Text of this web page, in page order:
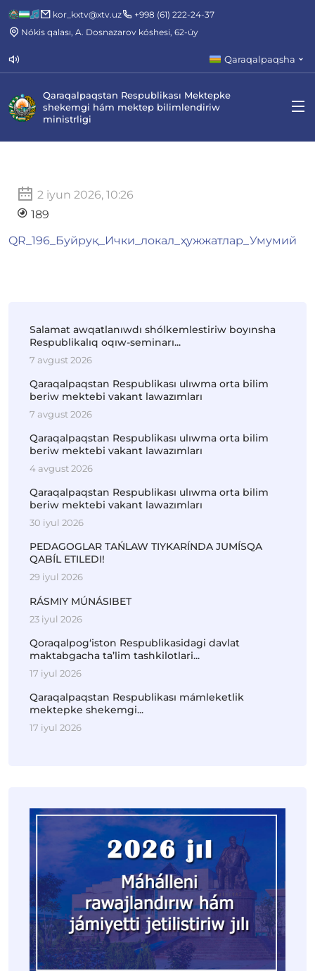
kor_kxtv@xtv.uz
+998 (61) 222-24-37
Nókis qalası, A. Dosnazarov kóshesi, 62-úy
Qaraqalpaqsha
Qaraqalpaqstan Respublikası Mektepke
shekemgi hám mektep bilimlendiriw
ministrligi
2 iyun 2026, 10:26
189
QR_196_Буйруқ_Ички_локал_ҳужжатлар_Умумий
Salamat awqatlanıwdı shólkemlestiriw boyınsha
Respublikalıq oqıw-seminarı...
7 avgust 2026
Qaraqalpaqstan Respublikası ulıwma orta bilim
beriw mektebi vakant lawazımları
7 avgust 2026
Qaraqalpaqstan Respublikası ulıwma orta bilim
beriw mektebi vakant lawazımları
4 avgust 2026
Qaraqalpaqstan Respublikası ulıwma orta bilim
beriw mektebi vakant lawazımları
30 iyul 2026
PEDAGOGLAR TAŃLAW TIYKARÍNDA JUMÍSQA
QABÍL ETILEDI!
29 iyul 2026
RÁSMIY MÚNÁSIBET
23 iyul 2026
Qoraqalpog‘iston Respublikasidagi davlat
maktabgacha ta’lim tashkilotlari...
17 iyul 2026
Qaraqalpaqstan Respublikası mámleketlik
mektepke shekemgi...
17 iyul 2026